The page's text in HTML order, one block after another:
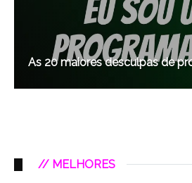
As 20 maiores desculpas de
// MELHORES